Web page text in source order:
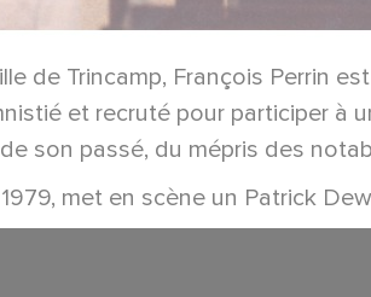
de Trincamp, François Perrin
et recruté pour participer à
son passé, du mépris des
met en scène un Patrick